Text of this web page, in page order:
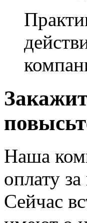
Наша
оплату
Сейчас